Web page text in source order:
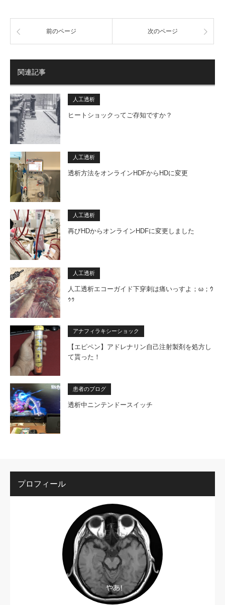
前のページ 次のページ
関連記事
人工透析
ヒートショックってご存知ですか？
人工透析
透析方法をオンラインHDFからHDに変更
人工透析
再びHDからオンラインHDFに変更しました
人工透析
人工透析エコーガイド下穿刺は痛いっすよ；ω；ｳ
ｩｩ
アナフィラキシーショック
【エピペン】アドレナリン自己注射製剤を処方し
て貰った！
患者のブログ
透析中ニンテンドースイッチ
プロフィール